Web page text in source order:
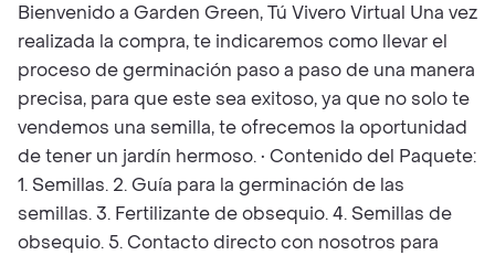
Bienvenido a Garden Green, Tú Vivero Virtual Una vez
realizada la compra, te indicaremos como llevar el
proceso de germinación paso a paso de una manera
precisa, para que este sea exitoso, ya que no solo te
vendemos una semilla, te ofrecemos la oportunidad
de tener un jardín hermoso. • Contenido del Paquete:
1. Semillas. 2. Guía para la germinación de las
semillas. 3. Fertilizante de obsequio. 4. Semillas de
obsequio. 5. Contacto directo con nosotros para